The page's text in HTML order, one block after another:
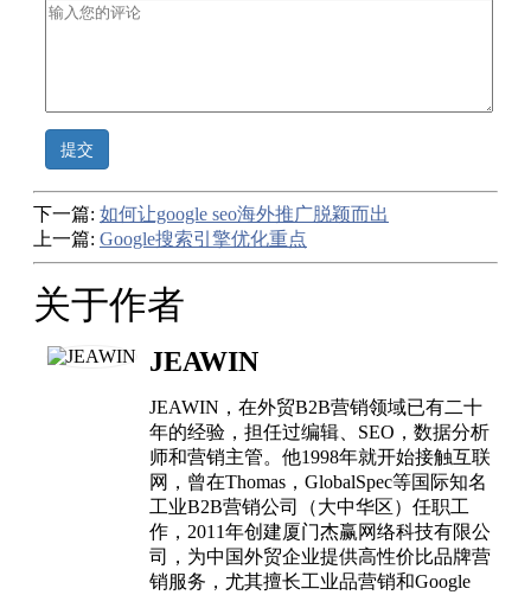
提交
下一篇: 如何让google seo海外推广脱颖而出
上一篇: Google搜索引擎优化重点
关于作者
JEAWIN
JEAWIN，在外贸B2B营销领域已有二十
年的经验，担任过编辑、SEO，数据分析
师和营销主管。他1998年就开始接触互联
网，曾在Thomas，GlobalSpec等国际知名
工业B2B营销公司（大中华区）任职工
作，2011年创建厦门杰赢网络科技有限公
司，为中国外贸企业提供高性价比品牌营
销服务，尤其擅长工业品营销和Google